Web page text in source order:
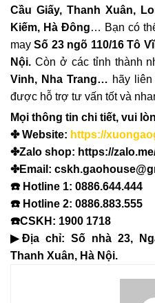
Cầu Giấy, Thanh Xuân,
Kiếm, Hà Đông… Bạn có
maySố 23 ngõ 110/16 Tô
Nội. Còn ở các tỉnh thành
Vinh, Nha Trang… hãy
được hỗ trợ tư vấn tốt và
Mọi thông tin chi tiết, vui
✤ Website: https://
✤Zalo shop: https://
✤Email:
☎️ Hotline 1: 0886.644.444
☎️ Hotline 2: 0886.883.555
☎️CSKH: 1900 1718
▶Địa chỉ: Số nhà 23,
Thanh Xuân, Hà Nội.